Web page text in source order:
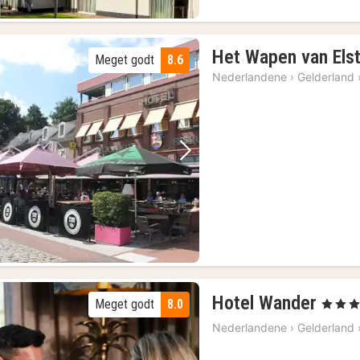
Forrige billede Næste billede
8.6
Meget godt Het Wapen van Elst
Nederlandene › Gelderland ›
8.0
Meget godt Hotel Wander 1
nat
fra
, 4
Nederlandene › Gelderland ›